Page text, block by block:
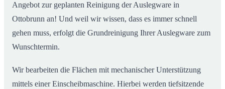
Angebot zur geplanten Reinigung der Auslegware in
Ottobrunn an! Und weil wir wissen, dass es immer schnell
gehen muss, erfolgt die Grundreinigung Ihrer Auslegware zum
Wunschtermin.
Wir bearbeiten die Flächen mit mechanischer Unterstützung
mittels einer Einscheibmaschine. Hierbei werden tiefsitzende